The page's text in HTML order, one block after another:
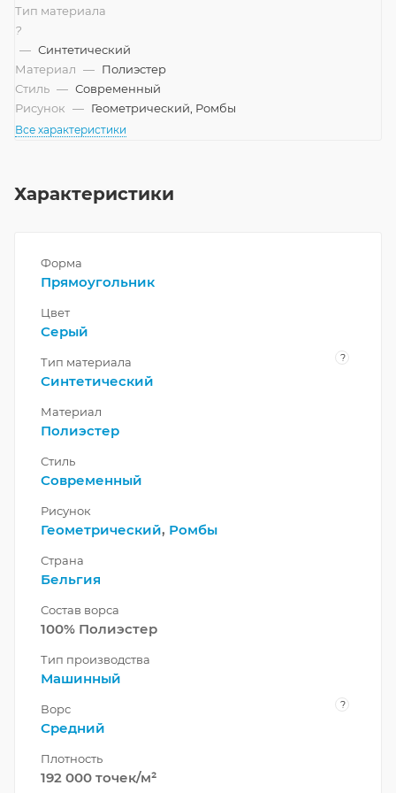
Тип материала
?
— Синтетический
Материал — Полиэстер
Стиль — Современный
Рисунок — Геометрический, Ромбы
Все характеристики
Характеристики
Форма
Прямоугольник
Цвет
Серый
Тип материала ?
Синтетический
Материал
Полиэстер
Стиль
Современный
Рисунок
Геометрический, Ромбы
Страна
Бельгия
Состав ворса
100% Полиэстер
Тип производства
Машинный
Ворс ?
Средний
Плотность
192 000 точек/м²